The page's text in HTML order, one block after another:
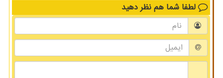
لطفا شما هم نظر دهید